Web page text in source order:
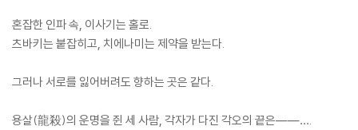
혼잡한 인파 속, 이사기는 홀로.
츠바키는 붙잡히고, 치에나미는 제약을 받는다.
그러나 서로를 잃어버려도 향하는 곳은 같다.
용살(龍殺)의 운명을 쥔 세 사람, 각자가 다진 각오의 끝은――….